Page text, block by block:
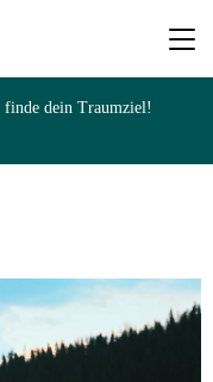
finde dein Traumziel!